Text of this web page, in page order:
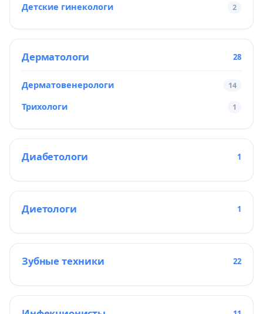
Детские гинекологи 2
Дерматологи 28
Дерматовенерологи 14
Трихологи 1
Диабетологи 1
Диетологи 1
Зубные техники 22